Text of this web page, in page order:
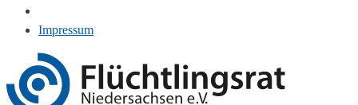
Impressum
Inhalt
springen